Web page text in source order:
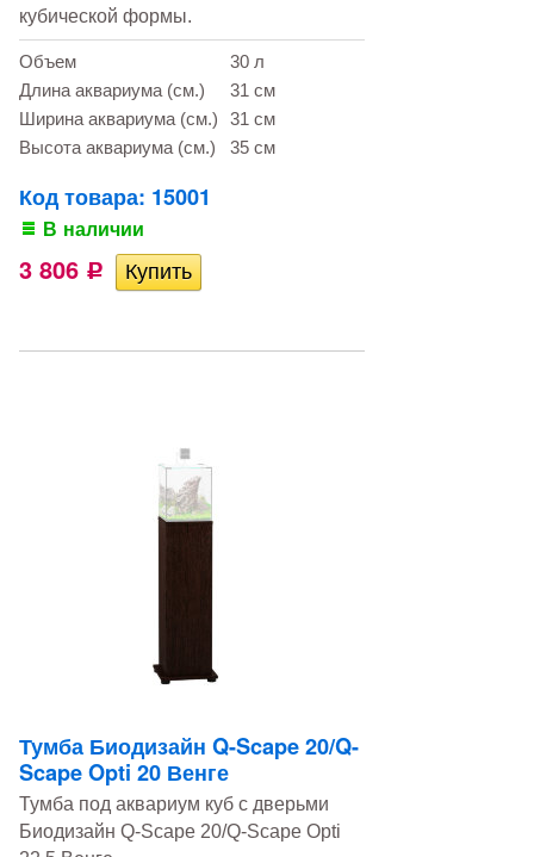
кубической формы.
Объем
30 л
Длина аквариума (см.)
31 см
Ширина аквариума (см.)
31 см
Высота аквариума (см.)
35 см
Код товара: 15001
В наличии
3 806 Р
Тумба Биодизайн Q-Scape 20/Q-
Scape Opti 20 Венге
Тумба под аквариум куб с дверьми
Биодизайн Q-Scape 20/Q-Scape Opti